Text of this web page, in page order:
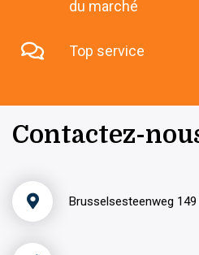
du marché
Top service
Contactez-
Brusselsesteenweg